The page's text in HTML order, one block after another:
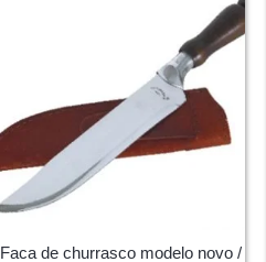
Faca de churrasco modelo novo /